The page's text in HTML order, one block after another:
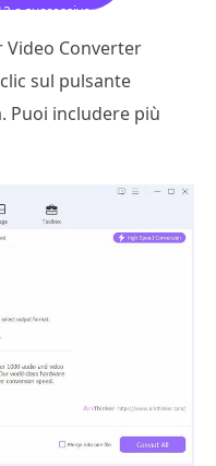
o successivo
Video Converter
sul pulsante
Puoi includere più